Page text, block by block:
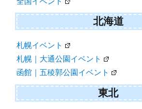
北海道
札幌イベント
札幌｜大通公園イベント
函館｜五稜郭公園イベント
東北